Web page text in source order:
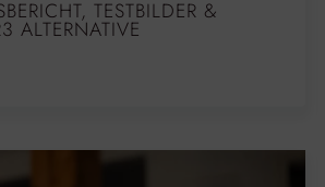
TESTBILDER &
ALTERNATIVE